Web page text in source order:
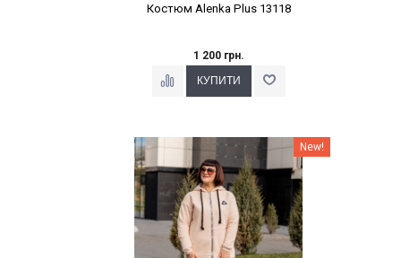
Костюм Alenka Plus 13118
1 200 грн.
Наклейки Варіант з % New!